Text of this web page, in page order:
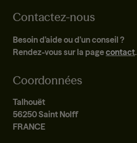
Contactez-nous
Besoin d’aide ou d’un conseil ?
Rendez-vous sur la pagecontact.
Coordonnées
Talhouët
56250 Saint Nolff
FRANCE